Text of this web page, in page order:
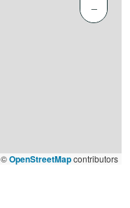
−
©OpenStreetMapcontributors